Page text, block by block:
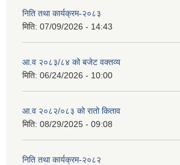
निति तथा कार्यक्रम-२०८३
मिति: 07/09/2026 - 14:43
आ.व २०८३/८४ को बजेट वक्तव्य
मिति: 06/24/2026 - 10:00
आ.व २०८२/०८३ को रातो किताव
मिति: 08/29/2025 - 09:08
निति तथा कार्यक्रम-२०८२